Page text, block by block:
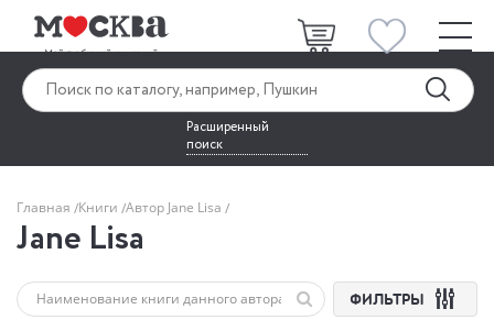
Расширенный
поиск
Главная Книги Автор Jane Lisa
Jane Lisa
ФИЛЬТРЫ